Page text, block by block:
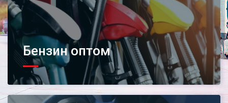
Бензин оптом